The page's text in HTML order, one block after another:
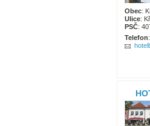
Obec:
Ulice:
PSČ:
Telefon